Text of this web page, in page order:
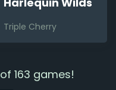
Triple Cherry
of 163 games!